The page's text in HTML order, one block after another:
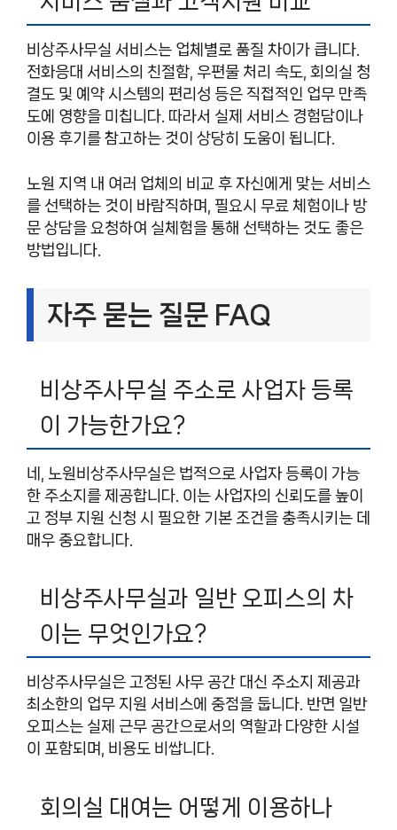
비상주사무실 서비스는 업체별로 품질 차이가 큽니다.
전화응대 서비스의 친절함, 우편물 처리 속도, 회의실 청
결도 및 예약 시스템의 편리성 등은 직접적인 업무 만족
도에 영향을 미칩니다. 따라서 실제 서비스 경험담이나
이용 후기를 참고하는 것이 상당히 도움이 됩니다.
노원 지역 내 여러 업체의 비교 후 자신에게 맞는 서비스
를 선택하는 것이 바람직하며, 필요시 무료 체험이나 방
문 상담을 요청하여 실체험을 통해 선택하는 것도 좋은
방법입니다.
자주 묻는 질문 FAQ
비상주사무실 주소로 사업자 등록
이 가능한가요?
네, 노원비상주사무실은 법적으로 사업자 등록이 가능
한 주소지를 제공합니다. 이는 사업자의 신뢰도를 높이
고 정부 지원 신청 시 필요한 기본 조건을 충족시키는 데
매우 중요합니다.
비상주사무실과 일반 오피스의 차
이는 무엇인가요?
비상주사무실은 고정된 사무 공간 대신 주소지 제공과
최소한의 업무 지원 서비스에 중점을 둡니다. 반면 일반
오피스는 실제 근무 공간으로서의 역할과 다양한 시설
이 포함되며, 비용도 비쌉니다.
회의실 대여는 어떻게 이용하나